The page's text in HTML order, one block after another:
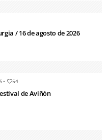
/ 16 de agosto de 2026
• 54
de Aviñón